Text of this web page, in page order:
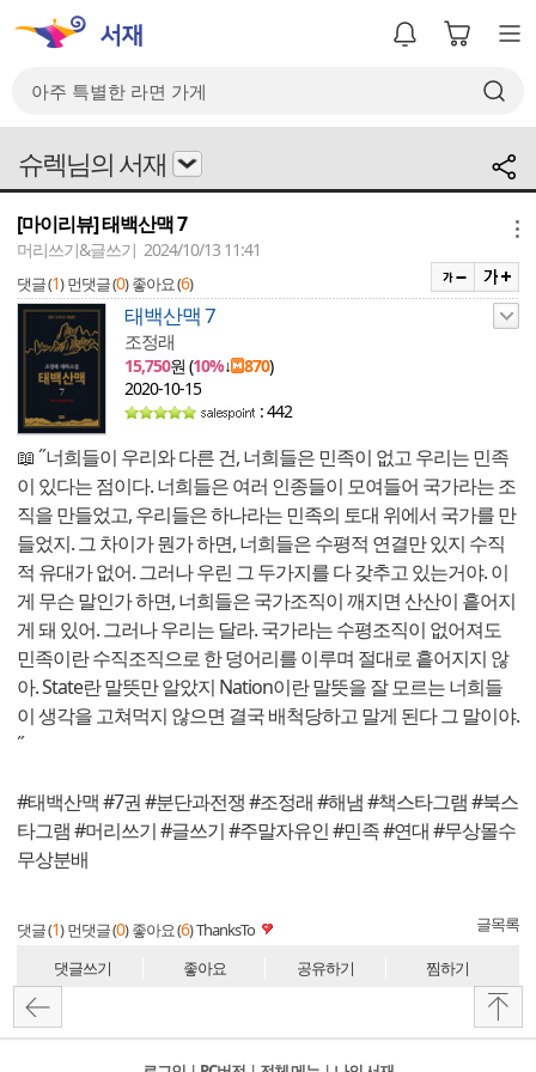
슈렉님의 서재
[마이리뷰] 태백산맥 7
머리쓰기&글쓰기 2024/10/13 11:41
댓글 (1) 먼댓글 (0) 좋아요 (6)
태백산맥 7
조정래
15,750원 (10%↓ 870)
2020-10-15
: 442
📖 ˝너희들이 우리와 다른 건, 너희들은 민족이 없고 우리는 민족
이 있다는 점이다. 너희들은 여러 인종들이 모여들어 국가라는 조
직을 만들었고, 우리들은 하나라는 민족의 토대 위에서 국가를 만
들었지. 그 차이가 뭔가 하면, 너희들은 수평적 연결만 있지 수직
적 유대가 없어. 그러나 우린 그 두가지를 다 갖추고 있는거야. 이
게 무슨 말인가 하면, 너희들은 국가조직이 깨지면 산산이 흩어지
게 돼 있어. 그러나 우리는 달라. 국가라는 수평조직이 없어져도
민족이란 수직조직으로 한 덩어리를 이루며 절대로 흩어지지 않
아. State란 말뜻만 알았지 Nation이란 말뜻을 잘 모르는 너희들
이 생각을 고쳐먹지 않으면 결국 배척당하고 말게 된다 그 말이야.
˝
#태백산맥 #7권 #분단과전쟁 #조정래 #해냄 #책스타그램 #북스
타그램 #머리쓰기 #글쓰기 #주말자유인 #민족 #연대 #무상몰수
무상분배
댓글 (1) 먼댓글 (0) 좋아요 (6)ThanksTo 글목록
댓글쓰기 좋아요 공유하기 찜하기